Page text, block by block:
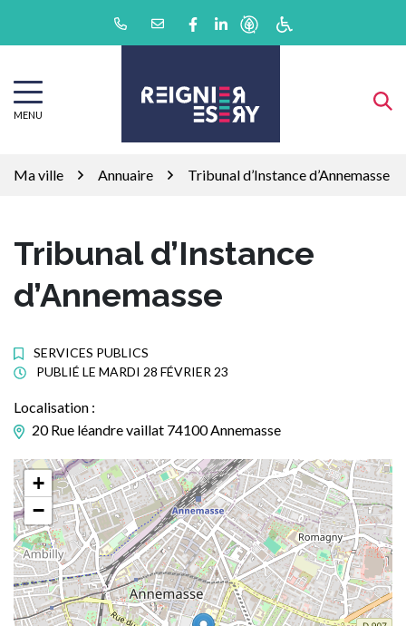
Lien vers le compte Facebook
Lien vers le compte Linkedin
MENU
Ma ville Annuaire Tribunal d’Instance d’Annemasse
Tribunal d’Instance
d’Annemasse
SERVICES PUBLICS
PUBLIÉ LE MARDI 28 FÉVRIER 23
Localisation :
20 Rue léandre vaillat 74100 Annemasse
+
−